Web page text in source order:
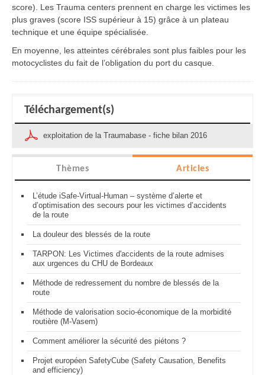
score). Les Trauma centers prennent en charge les victimes les
plus graves (score ISS supérieur à 15) grâce à un plateau
technique et une équipe spécialisée.
En moyenne, les atteintes cérébrales sont plus faibles pour les
motocyclistes du fait de l’obligation du port du casque.
Téléchargement(s)
exploitation de la Traumabase - fiche bilan 2016
Thèmes Articles
L’étude iSafe-Virtual-Human – système d’alerte et
d’optimisation des secours pour les victimes d’accidents
de la route
La douleur des blessés de la route
TARPON: Les Victimes d'accidents de la route admises
aux urgences du CHU de Bordeaux
Méthode de redressement du nombre de blessés de la
route
Méthode de valorisation socio-économique de la morbidité
routière (M-Vasem)
Comment améliorer la sécurité des piétons ?
Projet européen SafetyCube (Safety Causation, Benefits
and efficiency)